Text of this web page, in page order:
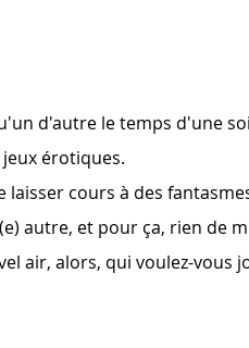
d'autre le temps d'une
érotiques.
cours à des
autre, et pour ça, rien de
air, alors, qui voulez-vous